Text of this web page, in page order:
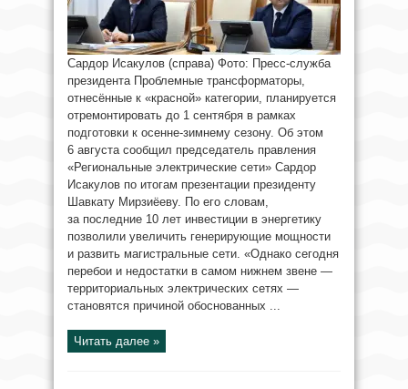
Сардор Исакулов (справа) Фото: Пресс-служба
президента Проблемные трансформаторы,
отнесённые к «красной» категории, планируется
отремонтировать до 1 сентября в рамках
подготовки к осенне-зимнему сезону. Об этом
6 августа сообщил председатель правления
«Региональные электрические сети» Сардор
Исакулов по итогам презентации президенту
Шавкату Мирзиёеву. По его словам,
за последние 10 лет инвестиции в энергетику
позволили увеличить генерирующие мощности
и развить магистральные сети. «Однако сегодня
перебои и недостатки в самом нижнем звене —
территориальных электрических сетях —
становятся причиной обоснованных ...
Читать далее »